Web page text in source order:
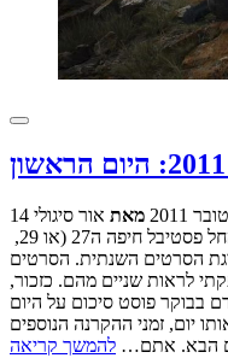
2011 מאת אור סיגולי
הסרטים השנתית. הסרטים
משעה 18:00. אני הספקתי לראות שניים מהם. כזכור,
בבוקר פוסט סיכום על היום
יום, זמני ההקרנה הנוספים
הבא. אתם… להמשך קריאה